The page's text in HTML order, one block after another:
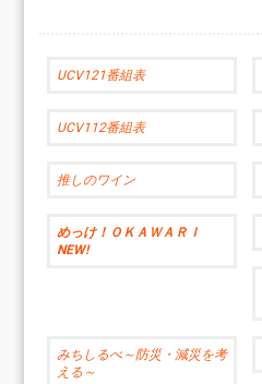
UCV121番組表
UCV112番組表
推しのワイン
めっけ！ＯＫＡＷＡＲＩ
NEW!
みちしるべ～防災・減災を考
える～